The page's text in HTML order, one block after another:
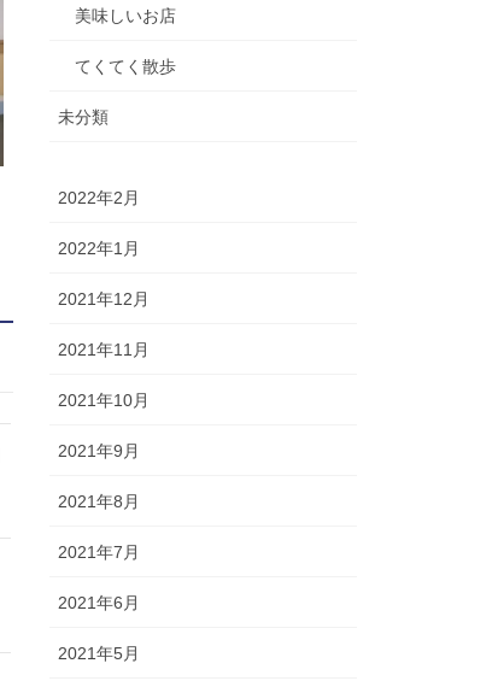
美味しいお店
てくてく散歩
未分類
2022年2月
2022年1月
2021年12月
2021年11月
2021年10月
2021年9月
2021年8月
2021年7月
2021年6月
2021年5月